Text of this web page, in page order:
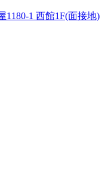
1180-1 西館1F(面接地)